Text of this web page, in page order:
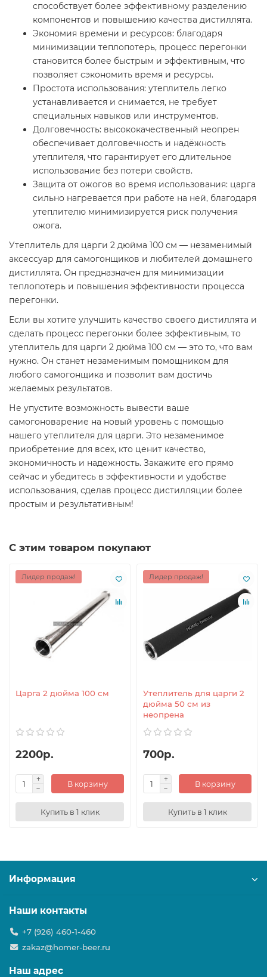
способствует более эффективному разделению
компонентов и повышению качества дистиллята.
Экономия времени и ресурсов: благодаря
минимизации теплопотерь, процесс перегонки
становится более быстрым и эффективным, что
позволяет сэкономить время и ресурсы.
Простота использования: утеплитель легко
устанавливается и снимается, не требует
специальных навыков или инструментов.
Долговечность: высококачественный неопрен
обеспечивает долговечность и надёжность
утеплителя, что гарантирует его длительное
использование без потери свойств.
Защита от ожогов во время использования: царга
сильно нагревается при работе на ней, благодаря
утеплителю минимизируется риск получения
ожога.
Утеплитель для царги 2 дюйма 100 см — незаменимый
аксессуар для самогонщиков и любителей домашнего
дистиллята. Он предназначен для минимизации
теплопотерь и повышения эффективности процесса
перегонки.
Если вы хотите улучшить качество своего дистиллята и
сделать процесс перегонки более эффективным, то
утеплитель для царги 2 дюйма 100 см — это то, что вам
нужно. Он станет незаменимым помощником для
любого самогонщика и позволит вам достичь
желаемых результатов.
Не упустите возможность вывести ваше
самогоноварение на новый уровень с помощью
нашего утеплителя для царги. Это незаменимое
приобретение для всех, кто ценит качество,
экономичность и надежность. Закажите его прямо
сейчас и убедитесь в эффективности и удобстве
использования, сделав процесс дистилляции более
простым и результативным!
С этим товаром покупают
Лидер продаж!
Царга 2 дюйма 100 см
2200р.
В корзину
Купить в 1 клик
Лидер продаж!
Утеплитель для царги 2
дюйма 50 см из
неопрена
700р.
В корзину
Купить в 1 клик
Информация
Наши контакты
+7 (926) 460-1-460
zakaz@homer-beer.ru
Наш адрес